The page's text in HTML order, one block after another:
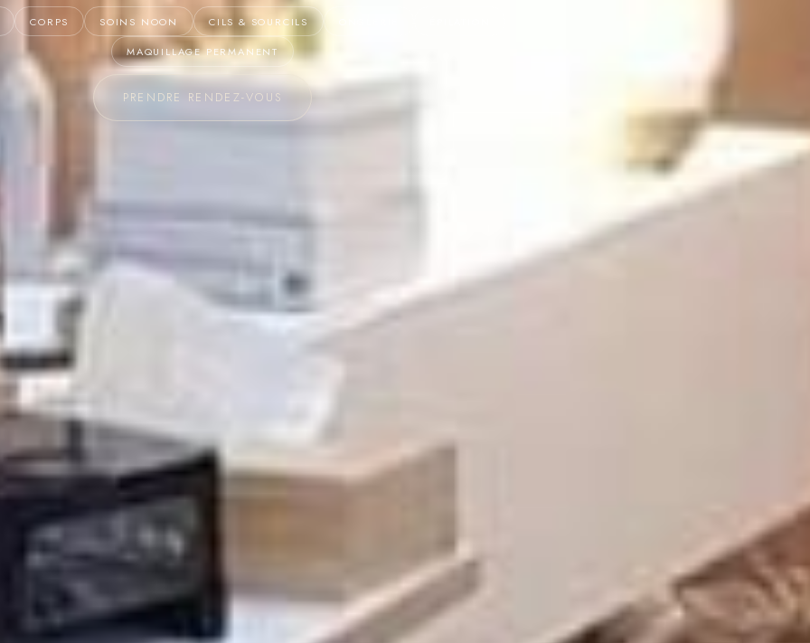
CORPS SOINS NOON CILS & SOURCILS
MAQUILLAGE PERMANENT
PRENDRE RENDEZ-VOUS